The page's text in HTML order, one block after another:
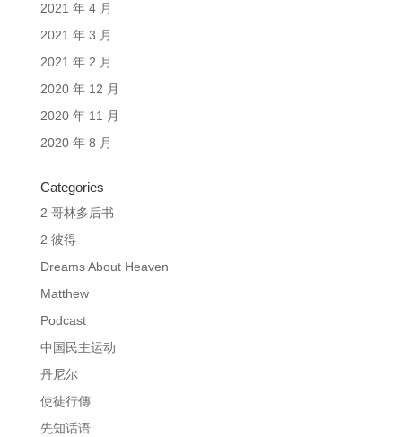
2021 年 4 月
2021 年 3 月
2021 年 2 月
2020 年 12 月
2020 年 11 月
2020 年 8 月
Categories
2 哥林多后书
2 彼得
Dreams About Heaven
Matthew
Podcast
中国民主运动
丹尼尔
使徒行傳
先知话语